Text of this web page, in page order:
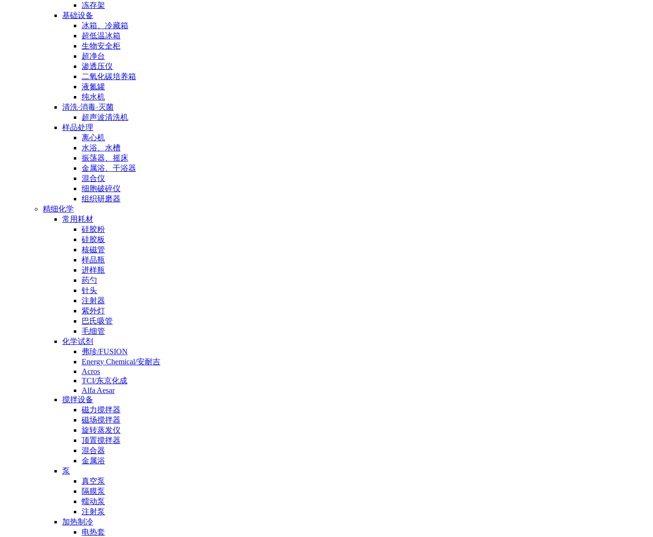
冻存架
基础设备
冰箱、冷藏箱
超低温冰箱
生物安全柜
超净台
渗透压仪
二氧化碳培养箱
液氮罐
纯水机
清洗·消毒·灭菌
超声波清洗机
样品处理
离心机
水浴、水槽
振荡器、摇床
金属浴、干浴器
混合仪
细胞破碎仪
组织研磨器
精细化学
常用耗材
硅胶粉
硅胶板
核磁管
样品瓶
进样瓶
药勺
针头
注射器
紫外灯
巴氏吸管
毛细管
化学试剂
弗珍/FUSION
Energy Chemical/安耐吉
Acros
TCI/东京化成
Alfa Aesar
搅拌设备
磁力搅拌器
磁场搅拌器
旋转蒸发仪
顶置搅拌器
混合器
金属浴
泵
真空泵
隔膜泵
蠕动泵
注射泵
加热制冷
电热套